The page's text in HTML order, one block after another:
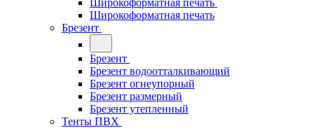
Широкоформатная печать
Широкоформатная печать
Брезент
Брезент
Брезент водоотталкивающий
Брезент огнеупорный
Брезент размерный
Брезент утепленный
Тенты ПВХ